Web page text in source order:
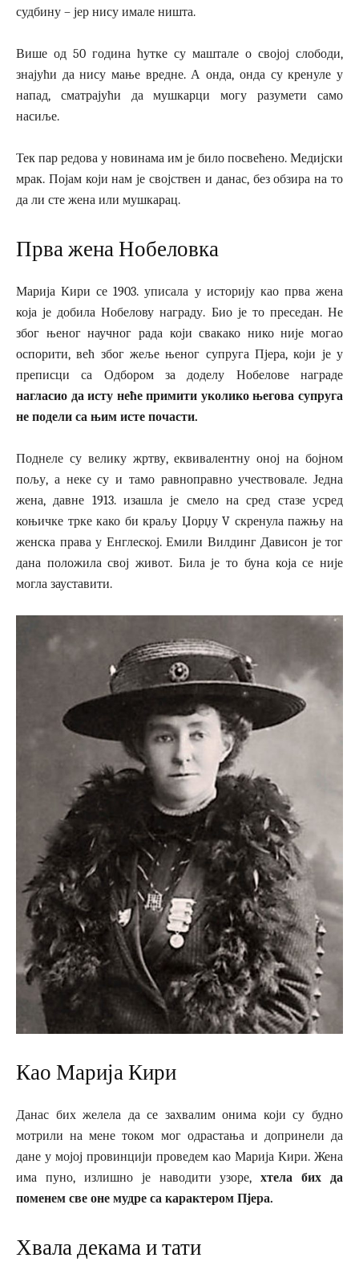
судбину – јер нису имале ништа.
Више од 50 година ћутке су маштале о својој слободи,
знајући да нису мање вредне. А онда, онда су кренуле у
напад, сматрајући да мушкарци могу разумети само
насиље.
Тек пар редова у новинама им је било посвећено. Медијски
мрак. Појам који нам је својствен и данас, без обзира на то
да ли сте жена или мушкарац.
Прва жена Нобеловка
Марија Кири се 1903. уписала у историју као прва жена
која је добила Нобелову награду. Био је то преседан. Не
због њеног научног рада који свакако нико није могао
оспорити, већ због жеље њеног супруга Пјера, који је у
преписци са Одбором за доделу Нобелове награде
нагласио да исту неће примити уколико његова супруга
не подели са њим исте почасти.
Поднеле су велику жртву, еквивалентну оној на бојном
пољу, а неке су и тамо равноправно учествовале. Једна
жена, давне 1913. изашла је смело на сред стазе усред
коњичке трке како би краљу Џорџу V скренула пажњу на
женска права у Енглеској. Емили Вилдинг Дависон је тог
дана положила свој живот. Била је то буна која се није
могла зауставити.
Као Марија Кири
Данас бих желела да се захвалим онима који су будно
мотрили на мене током мог одрастања и допринели да
дане у мојој провинцији проведем као Марија Кири. Жена
има пуно, излишно је наводити узоре,хтела бих да
поменем све оне мудре са карактером Пјера.
Хвала декама и тати